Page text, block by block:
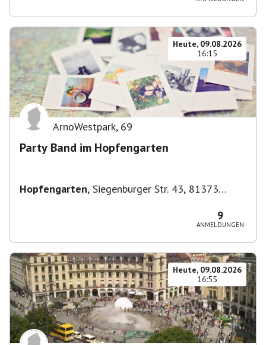
Heute, 09.08.2026
16:15
ArnoWestpark, 69
Party Band im Hopfengarten
Hopfengarten, Siegenburger Str. 43, 81373
9
ANMELDUNGEN
Heute, 09.08.2026
16:55